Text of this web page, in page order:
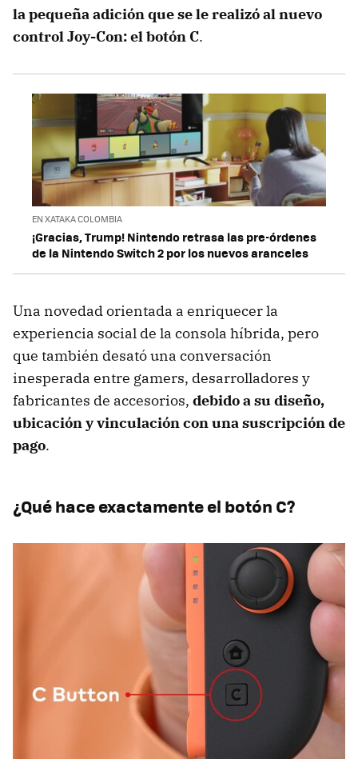
la pequeña adición que se le realizó al nuevo
control Joy-Con: el botón C.
EN XATAKA COLOMBIA
¡Gracias, Trump! Nintendo retrasa las pre-órdenes
de la Nintendo Switch 2 por los nuevos aranceles
Una novedad orientada a enriquecer la
experiencia social de la consola híbrida, pero
que también desató una conversación
inesperada entre gamers, desarrolladores y
fabricantes de accesorios, debido a su diseño,
ubicación y vinculación con una suscripción de
pago.
¿Qué hace exactamente el botón C?